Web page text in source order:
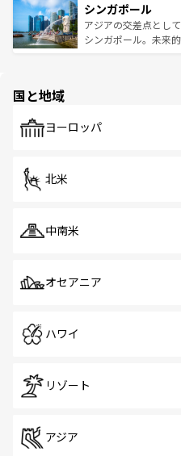
参照してほしい。
激する。気候は一年
が待っている。親し
た文化、そして多様
み、どこを訪れても
ており、効率よく見
うな絶景から文化的
シンガポール
アジアの交差点とし
シンガポール。未来
で、ホーカーズは地
国と地域
ヨーロッパ
北米
中南米
オセアニア
ハワイ
リゾート
アジア